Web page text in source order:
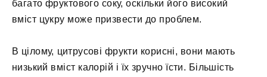
багато фруктового соку, оскільки його високий
вміст цукру може призвести до проблем.
В цілому, цитрусові фрукти корисні, вони мають
низький вміст калорій і їх зручно їсти. Більшість